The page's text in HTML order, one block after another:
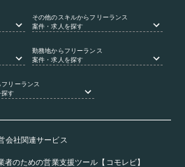
その他のスキルからフリーランス
案件・求人を探す
勤務地からフリーランス
案件・求人を探す
フリーランス
探す
会社関連サービス
者のための営業支援ツール【コモレビ】